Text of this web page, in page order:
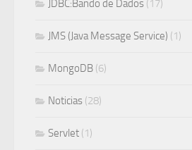
JDBC:Bando de Dados (17)
JMS (Java Message Service) (1)
MongoDB (6)
Noticias (28)
Servlet (1)